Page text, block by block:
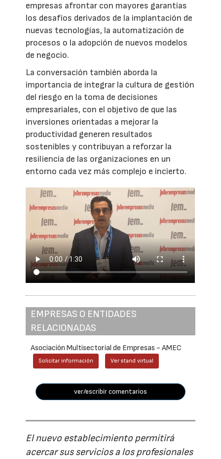
empresas afrontar con mayores garantías
los desafíos derivados de la implantación de
nuevas tecnologías, la automatización de
procesos o la adopción de nuevos modelos
de negocio.
La conversación también aborda la
importancia de integrar la cultura de gestión
del riesgo en la toma de decisiones
empresariales, con el objetivo de que las
inversiones orientadas a mejorar la
productividad generen resultados
sostenibles y contribuyan a reforzar la
resiliencia de las organizaciones en un
entorno cada vez más complejo e incierto.
EMPRESAS O ENTIDADES
RELACIONADAS
Asociación Multisectorial de Empresas - AMEC
Solicitar información Ver stand virtual
ver/escribir comentarios
El nuevo establecimiento permitirá
acercar sus servicios a los profesionales